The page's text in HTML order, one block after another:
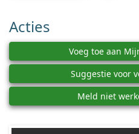
Acties
Voeg toe aan
Suggestie voor
Meld niet